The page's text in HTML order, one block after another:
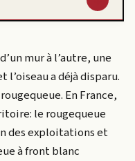
mur à l’autre, une
a déjà disparu.
En France,
le rougequeue
des exploitations et
à front blanc